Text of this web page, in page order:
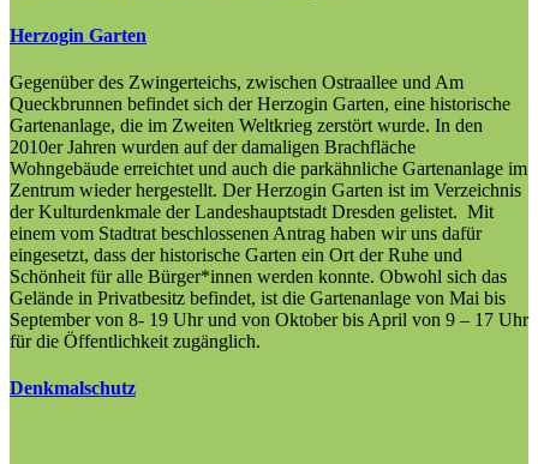
Herzogin Garten
Gegenüber des Zwingerteichs, zwischen Ostraallee und Am
Queckbrunnen befindet sich der Herzogin Garten, eine historische
Gartenanlage, die im Zweiten Weltkrieg zerstört wurde. In den
2010er Jahren wurden auf der damaligen Brachfläche
Wohngebäude erreichtet und auch die parkähnliche Gartenanlage im
Zentrum wieder hergestellt. Der Herzogin Garten ist im Verzeichnis
der Kulturdenkmale der Landeshauptstadt Dresden gelistet. Mit
einem vom Stadtrat beschlossenen Antrag haben wir uns dafür
eingesetzt, dass der historische Garten ein Ort der Ruhe und
Schönheit für alle Bürger*innen werden konnte. Obwohl sich das
Gelände in Privatbesitz befindet, ist die Gartenanlage von Mai bis
September von 8- 19 Uhr und von Oktober bis April von 9 – 17 Uhr
für die Öffentlichkeit zugänglich.
Denkmalschutz